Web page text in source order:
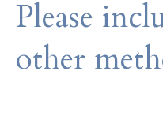
Please
other